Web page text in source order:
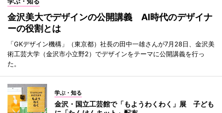
金沢美大でデザインの公開講義 AI時代のデザイナ
ーの役割とは
「GKデザイン機構」（東京都）社長の田中一雄さんが7月28日、金沢美
術工芸大学（金沢市小立野2）でデザインをテーマに公開講義を行っ
た。
学ぶ・知る
金沢・国立工芸館で「もようわくわく」展 子ども